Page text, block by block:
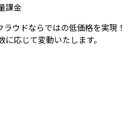
課金
ラウドならではの低価格を実現！
応じて変動いたします。